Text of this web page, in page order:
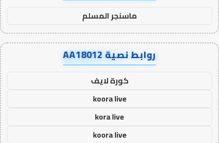
ماسنجر المسلم
روابط نصية AA18012
كورة لايف
koora live
kora live
koora live